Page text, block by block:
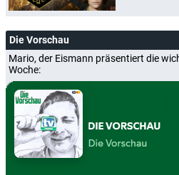
Die Vorschau
Mario, der Eismann präsentiert die
Woche: